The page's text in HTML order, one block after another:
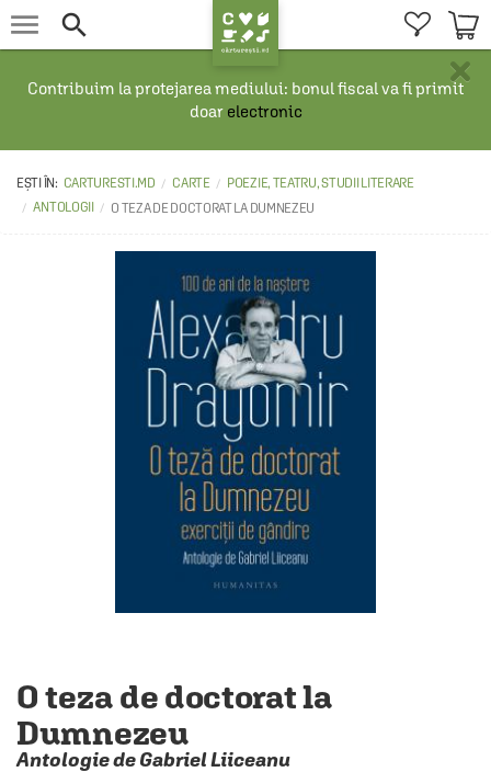
 
×
Contribuim la protejarea mediului: bonul fiscal va fi primit
doar electronic
CARTURESTI.MD CARTE
POEZIE, TEATRU, STUDII LITERARE
ANTOLOGII
O TEZA DE DOCTORAT LA DUMNEZEU
O teza de doctorat la
Dumnezeu
Antologie de Gabriel Liiceanu